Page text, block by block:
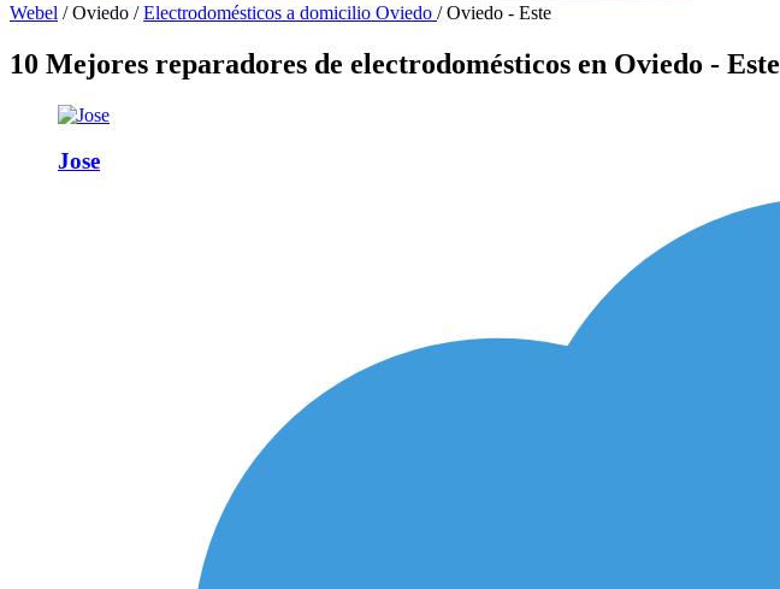
Webel / Oviedo / Electrodomésticos a domicilio Oviedo / Oviedo - Este
10 Mejores reparadores de electrodomésticos en Oviedo - Este
Jose